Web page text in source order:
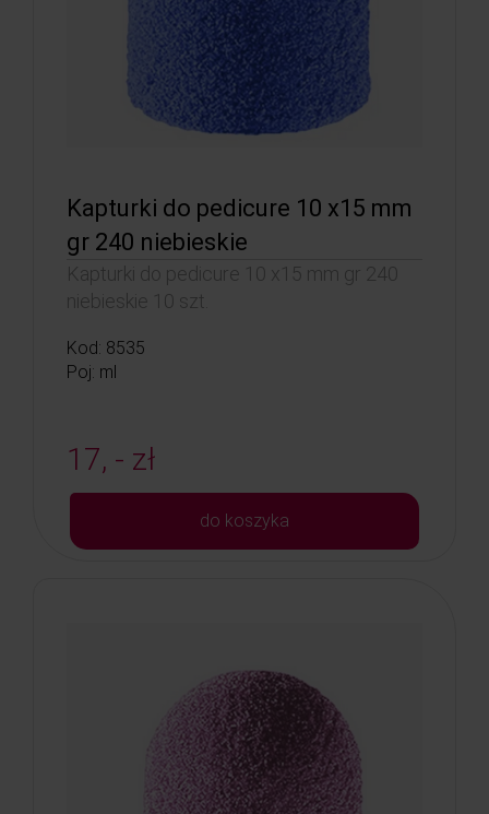
Kapturki do pedicure 10 x15 mm
gr 240 niebieskie
Kapturki do pedicure 10 x15 mm gr 240
niebieskie 10 szt.
Kod: 8535
Poj: ml
17, - zł
do koszyka